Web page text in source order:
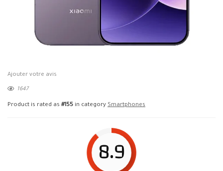
Ajouter votre avis
1647
Product is rated as #155 in category Smartphones
8.9